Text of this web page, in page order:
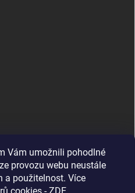
Vám umožnili pohodlné
provozu webu neustále
a použitelnost. Více